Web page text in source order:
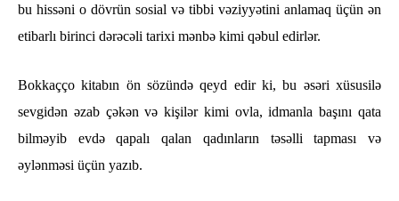
bu hissəni o dövrün sosial və tibbi vəziyyətini anlamaq üçün ən
etibarlı birinci dərəcəli tarixi mənbə kimi qəbul edirlər.
Bokkaçço kitabın ön sözündə qeyd edir ki, bu əsəri xüsusilə
sevgidən əzab çəkən və kişilər kimi ovla, idmanla başını qata
bilməyib evdə qapalı qalan qadınların təsəlli tapması və
əylənməsi üçün yazıb.